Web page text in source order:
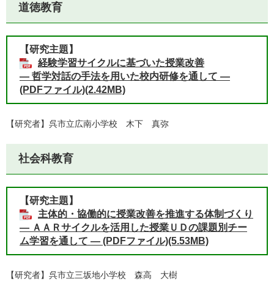
道徳教育
【研究主題】
経験学習サイクルに基づいた授業改善
― 哲学対話の手法を用いた校内研修を通して ―
(PDFファイル)(2.42MB)
【研究者】呉市立広南小学校 木下 真弥
社会科教育
【研究主題】
主体的・協働的に授業改善を推進する体制づくり
― ＡＡＲサイクルを活用した授業ＵＤの課題別チー
ム学習を通して ― (PDFファイル)(5.53MB)
【研究者】呉市立三坂地小学校 森高 大樹